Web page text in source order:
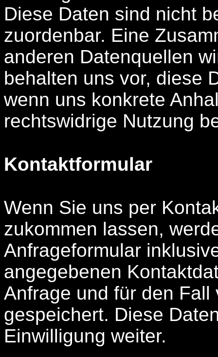
Diese Daten sind nicht
zuordenbar. Eine
anderen Datenquellen
behalten uns vor, diese
wenn uns konkrete
rechtswidrige Nutzung
Kontaktformular
Wenn Sie uns per
zukommen lassen,
Anfrageformular
angegebenen
Anfrage und für den
gespeichert. Diese
Einwilligung weiter.